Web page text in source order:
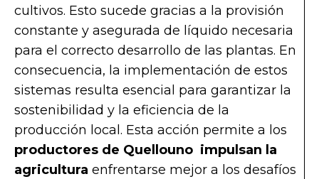
cultivos. Esto sucede gracias a la provisión
constante y asegurada de líquido necesaria
para el correcto desarrollo de las plantas. En
consecuencia, la implementación de estos
sistemas resulta esencial para garantizar la
sostenibilidad y la eficiencia de la
producción local. Esta acción permite a los
productores de Quellouno impulsan la
agricultura enfrentarse mejor a los desafíos